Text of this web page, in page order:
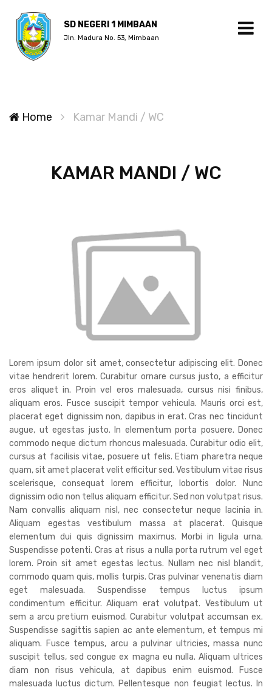
SD NEGERI 1 MIMBAAN
Jln. Madura No. 53, Mimbaan
Home Kamar Mandi / WC
KAMAR MANDI / WC
Lorem ipsum dolor sit amet, consectetur adipiscing elit. Donec
vitae hendrerit lorem. Curabitur ornare cursus justo, a efficitur
eros aliquet in. Proin vel eros malesuada, cursus nisi finibus,
aliquam eros. Fusce suscipit tempor vehicula. Mauris orci est,
placerat eget dignissim non, dapibus in erat. Cras nec tincidunt
augue, ut egestas justo. In elementum porta posuere. Donec
commodo neque dictum rhoncus malesuada. Curabitur odio elit,
cursus at facilisis vitae, posuere ut felis. Etiam pharetra neque
quam, sit amet placerat velit efficitur sed. Vestibulum vitae risus
scelerisque, consequat lorem efficitur, lobortis dolor. Nunc
dignissim odio non tellus aliquam efficitur. Sed non volutpat risus.
Nam convallis aliquam nisl, nec consectetur neque lacinia in.
Aliquam egestas vestibulum massa at placerat. Quisque
elementum dui quis dignissim maximus. Morbi in ligula urna.
Suspendisse potenti. Cras at risus a nulla porta rutrum vel eget
lorem. Proin sit amet egestas lectus. Nullam nec nisl blandit,
commodo quam quis, mollis turpis. Cras pulvinar venenatis diam
eget malesuada. Suspendisse tempus luctus ipsum
condimentum efficitur. Aliquam erat volutpat. Vestibulum ut
sem a arcu pretium euismod. Curabitur volutpat accumsan ex.
Suspendisse sagittis sapien ac ante elementum, et tempus mi
aliquam. Fusce tempus, arcu a pulvinar ultricies, massa nunc
suscipit tellus, sed congue ex magna eu nulla. Aliquam ultrices
diam non risus vehicula, at dapibus enim euismod. Fusce
malesuada luctus dictum. Pellentesque non feugiat lectus. In